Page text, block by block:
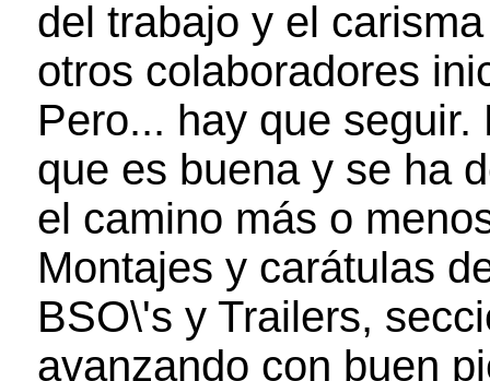
del trabajo y el
otros colaboradores
Pero... hay que
que es buena y se ha
el camino más o
Montajes y carátulas
BSO\'s y Trailers,
avanzando con buen